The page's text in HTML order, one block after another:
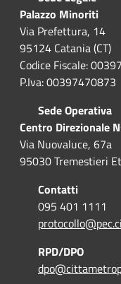
Palazzo Minoriti
Via Prefettura, 14
95124 Catania (CT)
Codice Fiscale:
P.Iva: 00397470873
Sede Operativa
Centro Direzionale
Via Nuovaluce, 67a
95030 Tremestieri
Contatti
095 401 1111
RPD/DPO